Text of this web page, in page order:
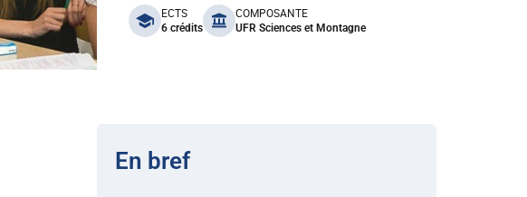
benefits
ECTS
6 crédits
COMPOSANTE
UFR Sciences et Montagne
En bref